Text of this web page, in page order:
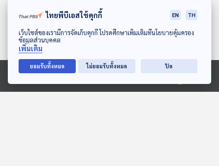
ดาวน์โหลด Thai PBS Podcast Application
Ⓒ 2020 องค์การกระจายเสียงและแพร่ภาพสาธารณะแห่งประเทศไทย
ตอนที่เกี่ยวข้องไทยพีบีเอสใช้คุกกี้ EN TH
เว็บไซต์ของเรามีการจัดเก็บคุกกี้ โปรดศึกษาเพิ่มเติมที่นโยบายคุ้มครอง
ข้อมูลส่วนบุคคล
เพิ่มเติม
ยอมรับทั้งหมด ไม่ยอมรับทั้งหมด ปิด